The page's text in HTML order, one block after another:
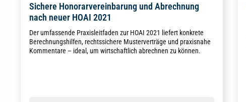
Sichere Honorarvereinbarung und Abrechnung
nach neuer HOAI 2021
Der umfassende Praxisleitfaden zur HOAI 2021 liefert konkrete
Berechnungshilfen, rechtssichere Musterverträge und praxisnahe
Kommentare – ideal, um wirtschaftlich abrechnen zu können.